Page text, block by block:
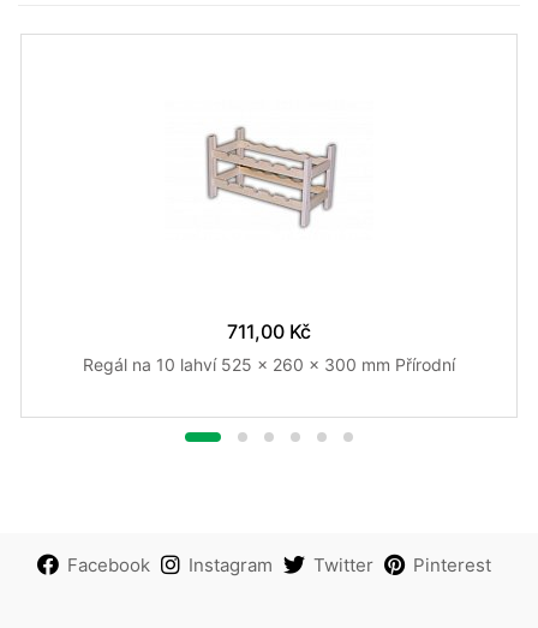
711,00 Kč
Regál na 10 lahví 525 x 260 x 300 mm Přírodní
Facebook Instagram Twitter Pinterest